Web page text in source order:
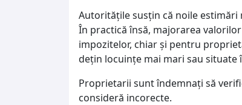
Autoritățile susțin că noile
În practică însă, majorarea
impozitelor, chiar și pentru
dețin locuințe mai mari sau situate
Proprietarii sunt îndemnați să
consideră incorecte.